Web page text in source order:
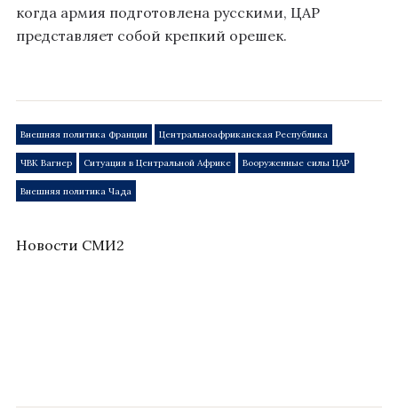
когда армия подготовлена русскими, ЦАР
представляет собой крепкий орешек.
Внешняя политика Франции Центральноафриканская Республика
ЧВК Вагнер Ситуация в Центральной Африке Вооруженные силы ЦАР
Внешняя политика Чада
Новости СМИ2